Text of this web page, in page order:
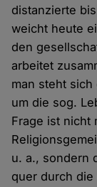
distanzierte
weicht heute
den
arbeitet
man steht
um die sog.
Frage ist nicht
u. a., sondern
quer durch